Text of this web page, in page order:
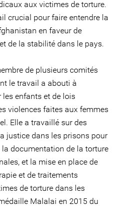
aux victimes de torture.
crucial pour faire entendre la
en faveur de
de la stabilité dans le pays.
de plusieurs comités
le travail a abouti à
les enfants et de lois
violences faites aux femmes
Elle a travaillé sur des
justice dans les prisons pour
documentation de la torture
et la mise en place de
et de traitements
de torture dans les
Malalai en 2015 du